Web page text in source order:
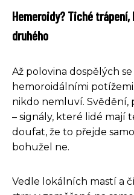
Hemeroidy? Tiché
druhého
Až polovina dospělých
hemoroidálními
nikdo nemluví. Svědění,
– signály, které lidé mají
doufat, že to přejde
bohužel ne.
Vedle lokálních mastí a